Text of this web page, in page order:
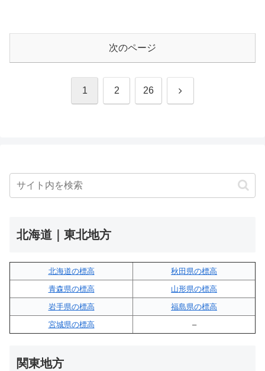
次のページ
1 2 26 次
北海道｜東北地方
北海道の標高
秋田県の標高
青森県の標高
山形県の標高
岩手県の標高
福島県の標高
宮城県の標高
–
関東地方